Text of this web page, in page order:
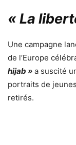
« La
Une campagne
de l’Europe
hijab » a suscité
portraits de
retirés.